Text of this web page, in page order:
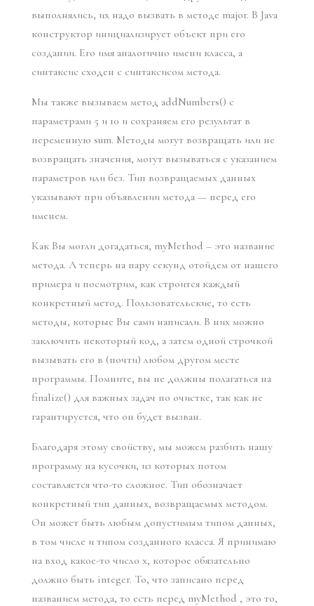
выполнялись, их надо вызвать в методе major. В Java
конструктор инициализирует объект при его
создании. Его имя аналогично имени класса, а
синтаксис сходен с синтаксисом метода.
Мы также вызываем метод addNumbers() с
параметрами 5 и 10 и сохраняем его результат в
переменную sum. Методы могут возвращать или не
возвращать значения, могут вызываться с указанием
параметров или без. Тип возвращаемых данных
указывают при объявлении метода — перед его
именем.
Как Вы могли догадаться, myMethod – это название
метода. А теперь на пару секунд отойдем от нашего
примера и посмотрим, как строится каждый
конкретный метод. Пользовательские, то есть
методы, которые Вы сами написали. В них можно
заключить некоторый код, а затем одной строчкой
вызывать его в (почти) любом другом месте
программы. Помните, вы не должны полагаться на
finalize() для важных задач по очистке, так как не
гарантируется, что он будет вызван.
Благодаря этому свойству, мы можем разбить нашу
программу на кусочки, из которых потом
составляется что-то сложное. Тип обозначает
конкретный тип данных, возвращаемых методом.
Он может быть любым допустимым типом данных,
в том числе и типом созданного класса. Я принимаю
на вход какое-то число x, которое обязательно
должно быть integer. То, что записано перед
названием метода, то есть перед myMethod , это то,